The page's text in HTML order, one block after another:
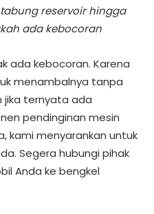
reservoir hingga
ada kebocoran
ada kebocoran. Karena
menambalnya tanpa
jika ternyata ada
pendinginan mesin
kami menyarankan untuk
Segera hubungi pihak
Anda ke bengkel